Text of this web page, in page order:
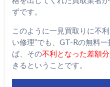
ずです。
このように一見買取りに不
い修理”でも、GT-Rの無料
ば、その不利となった差額
きるということです。